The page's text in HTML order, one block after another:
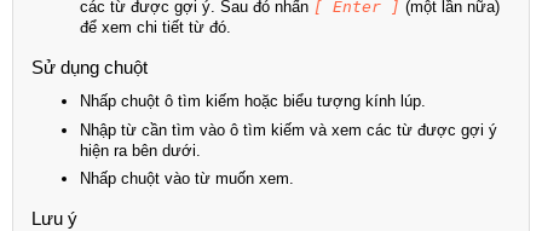
các từ được gợi ý. Sau đó nhấn [ Enter ] (một lần nữa)
để xem chi tiết từ đó.
Sử dụng chuột
Nhấp chuột ô tìm kiếm hoặc biểu tượng kính lúp.
Nhập từ cần tìm vào ô tìm kiếm và xem các từ được gợi ý
hiện ra bên dưới.
Nhấp chuột vào từ muốn xem.
Lưu ý